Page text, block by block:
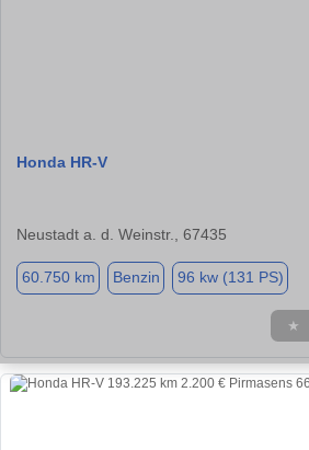
Honda HR-V
Neustadt a. d. Weinstr., 67435
60.750 km Benzin 96 kw (131 PS)
★